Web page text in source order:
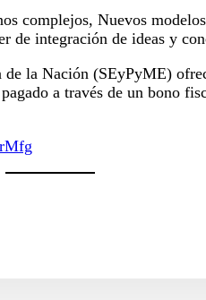
complejos, Nuevos
de integración de ideas y
la Nación (SEyPyME)
a través de un bono